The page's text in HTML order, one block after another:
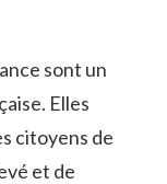
⁤sont⁢ un
Elles
citoyens de
et de